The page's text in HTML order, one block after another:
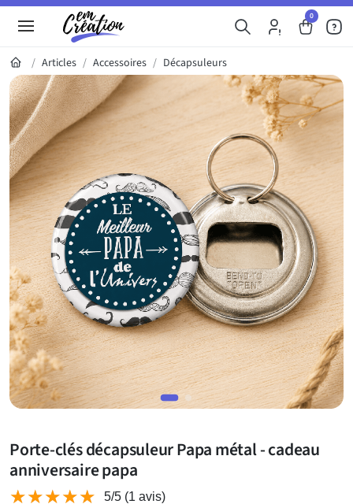
0
Articles Accessoires Décapsuleurs
Galerie du produit
Porte-clés décapsuleur Papa métal - cadeau
anniversaire papa
★★★★★
★★★★★ 5/5 (1 avis)